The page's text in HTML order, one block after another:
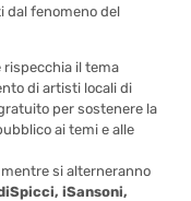
dal fenomeno del
rispecchia il tema
di artisti locali di
per sostenere la
ai temi e alle
mentre si alterneranno
iSansoni,